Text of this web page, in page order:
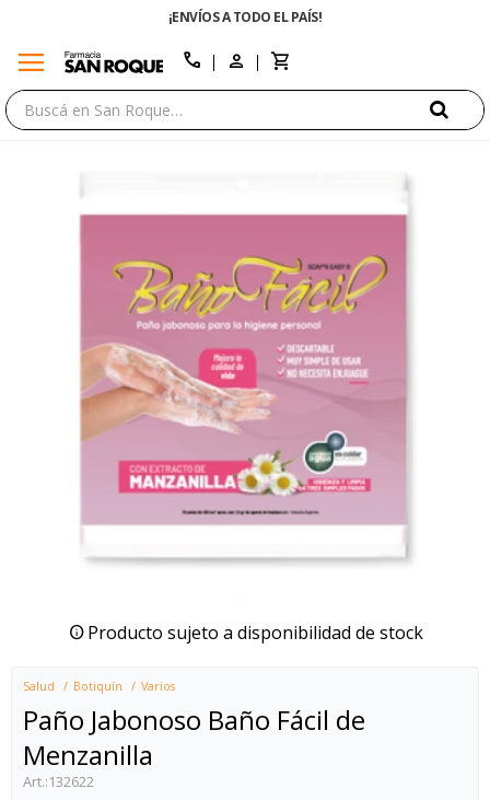
¡ENVÍOS A TODO EL PAÍS!
menu call
Producto sujeto a disponibilidad de stock
Salud Botiquín Varios
Paño Jabonoso Baño Fácil de
Menzanilla
132622
close